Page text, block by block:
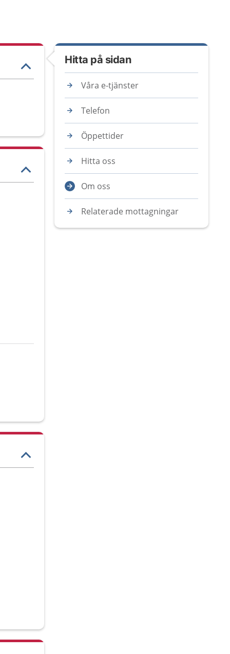
Hitta på sidan
Våra e-tjänster
Telefon
Öppettider
Hitta oss
Om oss
Relaterade mottagningar